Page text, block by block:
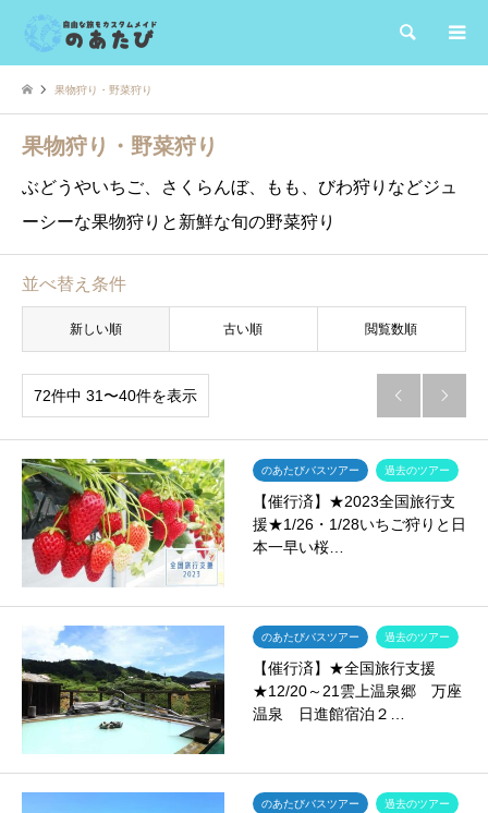
検索
果物狩り・野菜狩り
果物狩り・野菜狩り
ぶどうやいちご、さくらんぼ、もも、びわ狩りなどジュ
ーシーな果物狩りと新鮮な旬の野菜狩り
並べ替え条件
新しい順 古い順 閲覧数順
72件中 31〜40件を表示  
のあたびバスツアー 過去のツアー
【催行済】★2023全国旅行支
援★1/26・1/28いちご狩りと日
本一早い桜…
のあたびバスツアー 過去のツアー
【催行済】★全国旅行支援
★12/20～21雲上温泉郷 万座
温泉 日進館宿泊２…
のあたびバスツアー 過去のツアー